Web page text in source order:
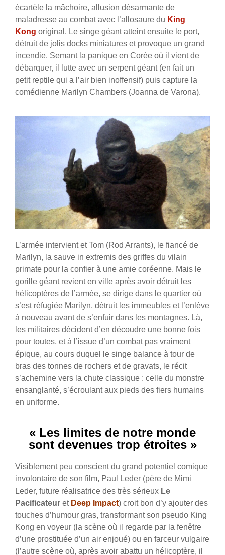
écartèle la mâchoire, allusion désarmante de
maladresse au combat avec l’allosaure du King
Kong original. Le singe géant atteint ensuite le port,
détruit de jolis docks miniatures et provoque un grand
incendie. Semant la panique en Corée où il vient de
débarquer, il lutte avec un serpent géant (en fait un
petit reptile qui a l’air bien inoffensif) puis capture la
comédienne Marilyn Chambers (Joanna de Varona).
L’armée intervient et Tom (Rod Arrants), le fiancé de
Marilyn, la sauve in extremis des griffes du vilain
primate pour la confier à une amie coréenne. Mais le
gorille géant revient en ville après avoir détruit les
hélicoptères de l’armée, se dirige dans le quartier où
s’est réfugiée Marilyn, détruit les immeubles et l’enlève
à nouveau avant de s’enfuir dans les montagnes. Là,
les militaires décident d’en découdre une bonne fois
pour toutes, et à l’issue d’un combat pas vraiment
épique, au cours duquel le singe balance à tour de
bras des tonnes de rochers et de gravats, le récit
s’achemine vers la chute classique : celle du monstre
ensanglanté, s’écroulant aux pieds des fiers humains
en uniforme.
« Les limites de notre monde
sont devenues trop étroites »
Visiblement peu conscient du grand potentiel comique
involontaire de son film, Paul Leder (père de Mimi
Leder, future réalisatrice des très sérieux Le
Pacificateur et Deep Impact) croit bon d’y ajouter des
touches d’humour gras, transformant son pseudo King
Kong en voyeur (la scène où il regarde par la fenêtre
d’une prostituée d’un air enjoué) ou en farceur vulgaire
(l’autre scène où, après avoir abattu un hélicoptère, il